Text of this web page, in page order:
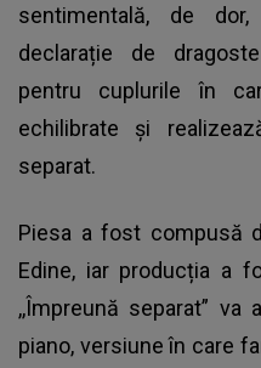
sentimentală, de
declarație de
pentru cuplurile în
echilibrate și
separat.
Piesa a fost compusă
Edine, iar producția a
,,Împreună separat”
piano, versiune în care